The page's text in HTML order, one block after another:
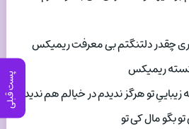
پست قبلی
چقدر دلتنگتم بی معرفت ریمیکس
ریمیکس
تو هرگز ندیدم در خیالم هم ندیدم
بگو مال کی تو